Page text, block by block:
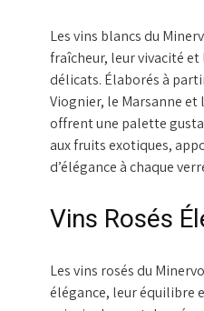
Les vins blancs du
fraîcheur, leur vivacité
délicats. Élaborés à
Viognier, le Marsanne et
offrent une palette
aux fruits exotiques,
d’élégance à chaque
Vins Rosés
Les vins rosés du
élégance, leur équilibre